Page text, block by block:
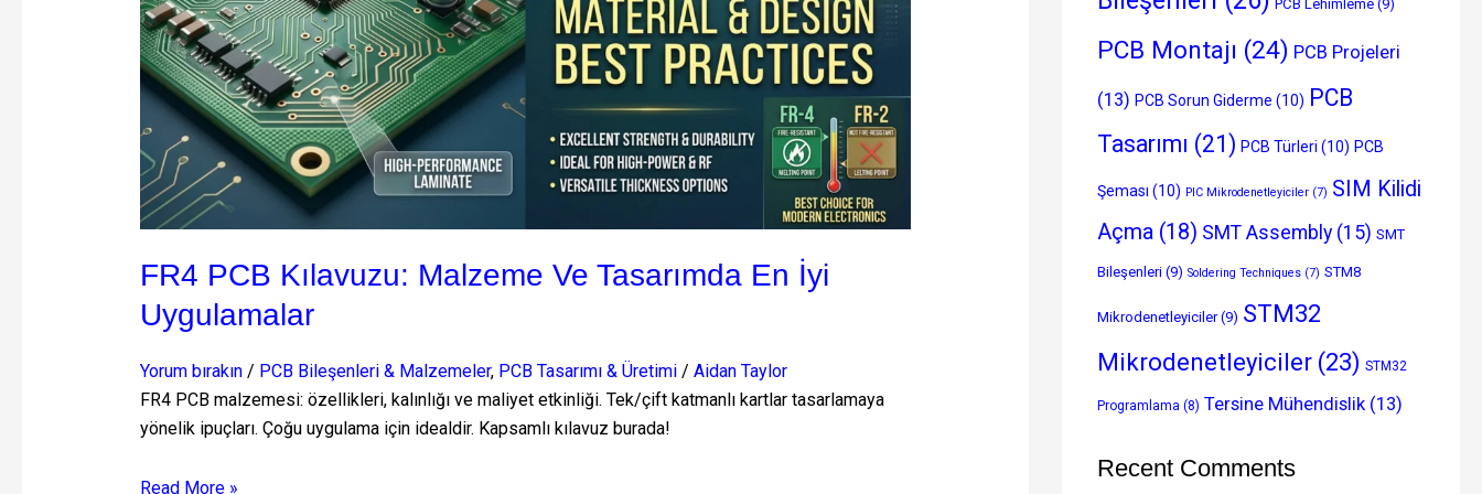
FR4 PCB Kılavuzu: Malzeme Ve Tasarımda En İyi
Uygulamalar
Yorum bırakın / PCB Bileşenleri & Malzemeler, PCB Tasarımı & Üretimi/ Aidan Taylor
FR4 PCB malzemesi: özellikleri, kalınlığı ve maliyet etkinliği. Tek/çift katmanlı kartlar tasarlamaya
yönelik ipuçları. Çoğu uygulama için idealdir. Kapsamlı kılavuz burada!
İyi
Uygulamalar
Read More »
PCB Lehimleme(9)
PCB Montajı (24) PCB Projeleri
(13) PCB Sorun Giderme (10) PCB
Tasarımı (21) PCB Türleri (10) PCB
Şeması (10) PIC Mikrodenetleyiciler(7) SIM Kilidi
Açma(18) SMT Assembly(15) SMT
Bileşenleri(9) Soldering Techniques(7) STM8
Mikrodenetleyiciler(9) STM32
Mikrodenetleyiciler(23) STM32
Programlama (8) Tersine Mühendislik(13)
Recent Comments